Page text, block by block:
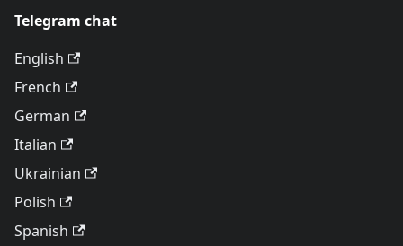
Telegram chat
English
French
German
Italian
Ukrainian
Polish
Spanish